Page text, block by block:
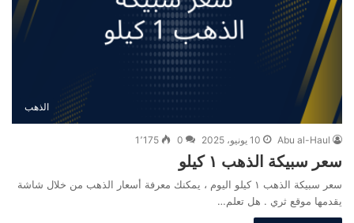
الذهب
Abu al-Haul 10 يونيو، 2025 0 1٬175
سعر سبيكة الذهب ١ كيلو
سعر سبيكة الذهب ١ كيلو اليوم ، يمكنك معرفة أسعار الذهب من خلال شاشة
يقدمها موقع ثري . هل تعلم…